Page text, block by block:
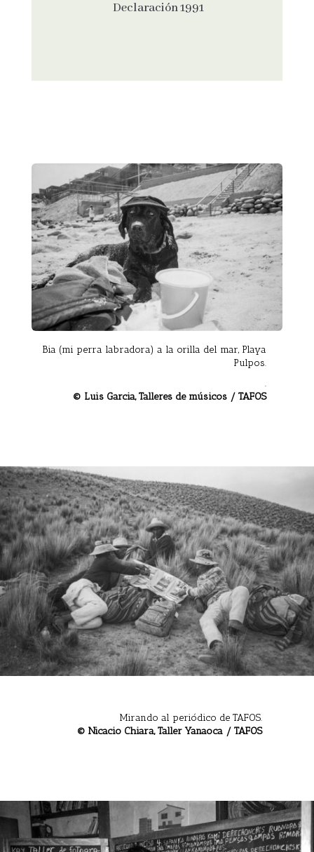
Declaración 1991
Bia (mi perra labradora) a la orilla del mar, Playa
Pulpos.
.
© Luis Garcia, Talleres de músicos / TAFOS
Mirando al periódico de TAFOS.
© Nicacio Chiara, Taller Yanaoca / TAFOS